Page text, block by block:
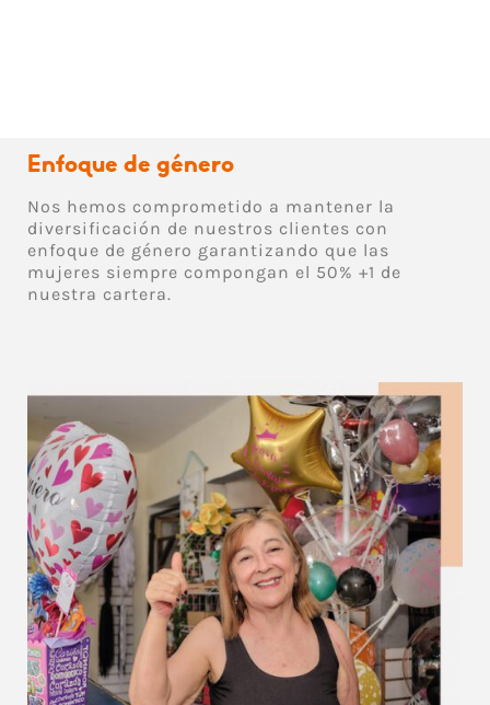
Enfoque de género
Nos hemos comprometido a mantener la
diversificación de nuestros clientes con
enfoque de género garantizando que las
mujeres siempre compongan el 50% +1 de
nuestra cartera.